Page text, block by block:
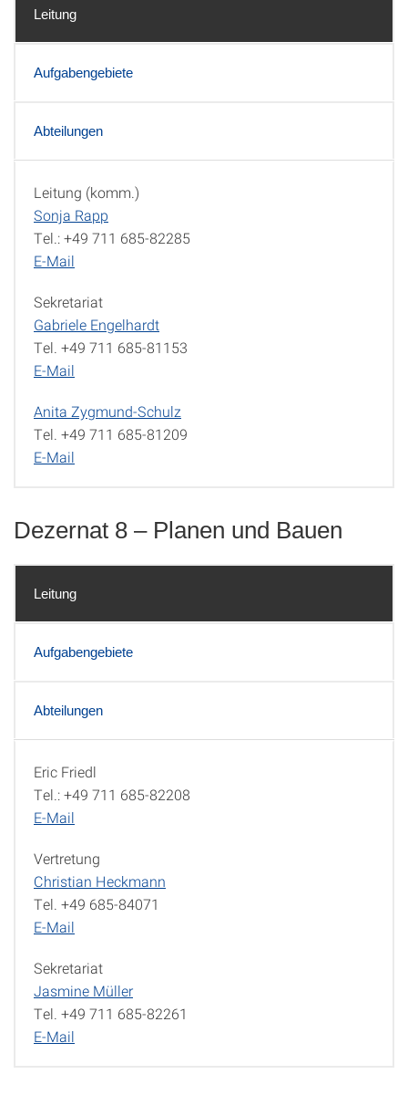
Leitung
Aufgabengebiete
Abteilungen
Leitung
Leitung (komm.)
Sonja Rapp
Tel.: +49 711 685-82285
E-Mail
Sekretariat
Gabriele Engelhardt
Tel. +49 711 685-81153
E-Mail
Anita Zygmund-Schulz
Tel. +49 711 685-81209
E-Mail
Dezernat 8 – Planen und Bauen
Leitung
Aufgabengebiete
Abteilungen
Leitung
Eric Friedl
Tel.: +49 711 685-82208
E-Mail
Vertretung
Christian Heckmann
Tel. +49 685-84071
E-Mail
Sekretariat
Jasmine Müller
Tel. +49 711 685-82261
E-Mail